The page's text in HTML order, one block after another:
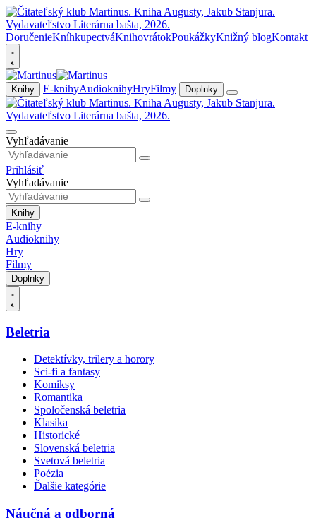
DoručenieKníhkupectváKnihovrátokPoukážkyKnižný blogKontakt
Knihy E-knihyAudioknihyHryFilmy Doplnky
Vyhľadávanie
Prihlásiť
Vyhľadávanie
Knihy
E-knihy
Audioknihy
Hry
Filmy
Doplnky
Beletria
Detektívky, trilery a horory
Sci-fi a fantasy
Komiksy
Romantika
Spoločenská beletria
Klasika
Historické
Slovenská beletria
Svetová beletria
Poézia
Ďalšie kategórie
Náučná a odborná